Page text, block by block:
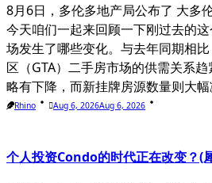
8月6日，多伦多地产局公布了 大多
今天咱们一起来回顾一下刚过去的
场发生了哪些变化。与去年同期相
区（GTA）二手房市场的供需关系
略有下降，而新挂牌房源数量则大
Rhino Aug 6, 2026Aug 6, 2026
个人投资Condo的时代正在改变？(